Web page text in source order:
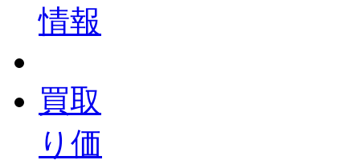
情報
買取
り価